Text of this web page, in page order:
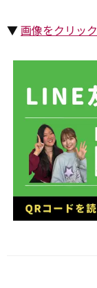
▼画像をクリック